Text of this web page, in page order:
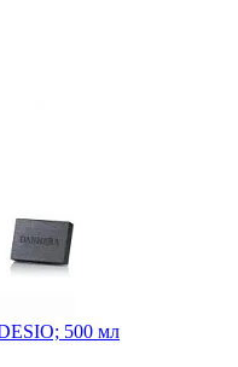
500 мл